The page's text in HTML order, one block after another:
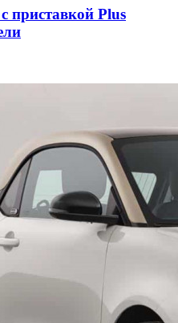
приставкой Plus